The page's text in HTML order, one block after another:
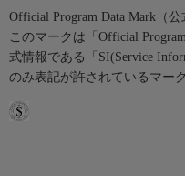
Official Program Data Mark（公
このマークは「Official
式情報である「SI(Service
のみ表記が許されているマーク